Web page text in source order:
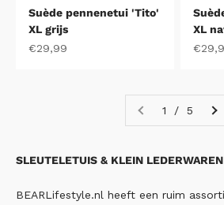
Suède pennenetui 'Tito'
XL grijs
Aanbiedingsprijs
€29,99
XL
1 / 5
SLEUTELETUIS & KLEIN LEDERWAREN
BEARLifestyle.nl heeft een ruim